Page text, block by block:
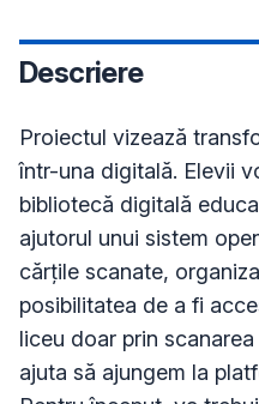
Descriere
Proiectul vizează
într-una digitală. Elevii
bibliotecă digitală
ajutorul unui sistem
cărțile scanate,
posibilitatea de a fi
liceu doar prin
ajuta să ajungem la